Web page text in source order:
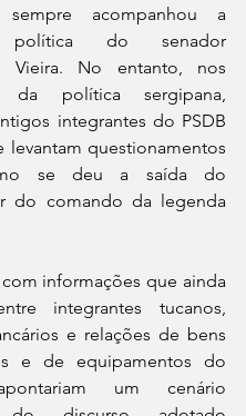
sempre acompanhou a
política do senador
Vieira. No entanto, nos
da política sergipana,
integrantes do PSDB
levantam questionamentos
se deu a saída do
do comando da legenda
informações que ainda
integrantes tucanos,
e relações de bens
e de equipamentos do
um cenário